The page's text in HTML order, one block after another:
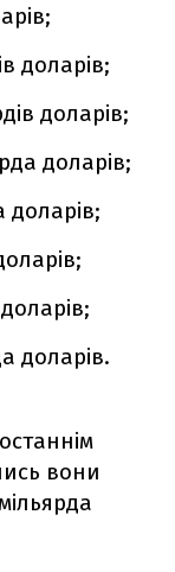
доларів;
доларів;
доларів;
доларів;
доларів.
вони